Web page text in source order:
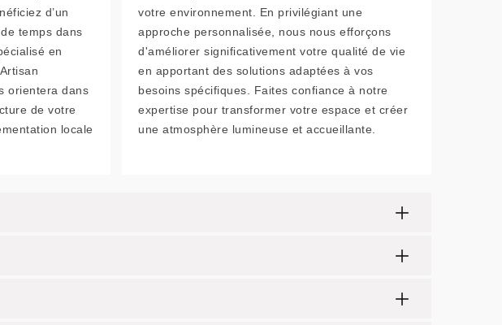
d’un
temps dans
en
orientera dans
de votre
locale
votre environnement. En privilégiant une
approche personnalisée, nous nous efforçons
d'améliorer significativement votre qualité de vie
en apportant des solutions adaptées à vos
besoins spécifiques. Faites confiance à notre
expertise pour transformer votre espace et créer
une atmosphère lumineuse et accueillante.